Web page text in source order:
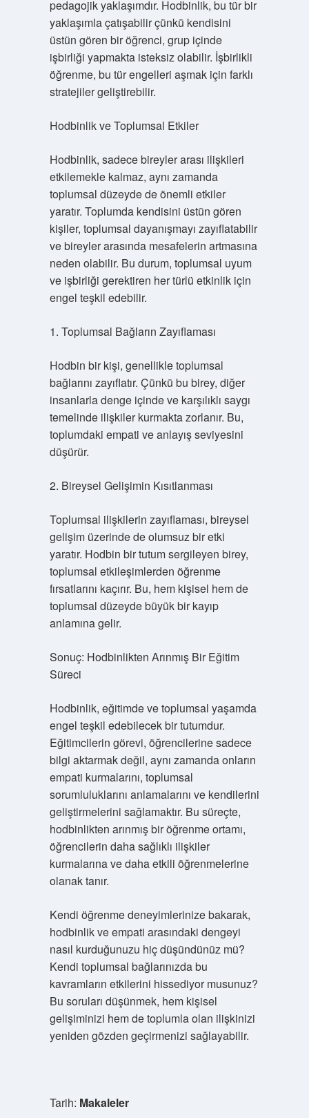
pedagojik yaklaşımdır. Hodbinlik, bu tür bir
yaklaşımla çatışabilir çünkü kendisini
üstün gören bir öğrenci, grup içinde
işbirliği yapmakta isteksiz olabilir. İşbirlikli
öğrenme, bu tür engelleri aşmak için farklı
stratejiler geliştirebilir.
Hodbinlik ve Toplumsal Etkiler
Hodbinlik, sadece bireyler arası ilişkileri
etkilemekle kalmaz, aynı zamanda
toplumsal düzeyde de önemli etkiler
yaratır. Toplumda kendisini üstün gören
kişiler, toplumsal dayanışmayı zayıflatabilir
ve bireyler arasında mesafelerin artmasına
neden olabilir. Bu durum, toplumsal uyum
ve işbirliği gerektiren her türlü etkinlik için
engel teşkil edebilir.
1. Toplumsal Bağların Zayıflaması
Hodbin bir kişi, genellikle toplumsal
bağlarını zayıflatır. Çünkü bu birey, diğer
insanlarla denge içinde ve karşılıklı saygı
temelinde ilişkiler kurmakta zorlanır. Bu,
toplumdaki empati ve anlayış seviyesini
düşürür.
2. Bireysel Gelişimin Kısıtlanması
Toplumsal ilişkilerin zayıflaması, bireysel
gelişim üzerinde de olumsuz bir etki
yaratır. Hodbin bir tutum sergileyen birey,
toplumsal etkileşimlerden öğrenme
fırsatlarını kaçırır. Bu, hem kişisel hem de
toplumsal düzeyde büyük bir kayıp
anlamına gelir.
Sonuç: Hodbinlikten Arınmış Bir Eğitim
Süreci
Hodbinlik, eğitimde ve toplumsal yaşamda
engel teşkil edebilecek bir tutumdur.
Eğitimcilerin görevi, öğrencilerine sadece
bilgi aktarmak değil, aynı zamanda onların
empati kurmalarını, toplumsal
sorumluluklarını anlamalarını ve kendilerini
geliştirmelerini sağlamaktır. Bu süreçte,
hodbinlikten arınmış bir öğrenme ortamı,
öğrencilerin daha sağlıklı ilişkiler
kurmalarına ve daha etkili öğrenmelerine
olanak tanır.
Kendi öğrenme deneyimlerinize bakarak,
hodbinlik ve empati arasındaki dengeyi
nasıl kurduğunuzu hiç düşündünüz mü?
Kendi toplumsal bağlarınızda bu
kavramların etkilerini hissediyor musunuz?
Bu soruları düşünmek, hem kişisel
gelişiminizi hem de toplumla olan ilişkinizi
yeniden gözden geçirmenizi sağlayabilir.
Tarih: Makaleler